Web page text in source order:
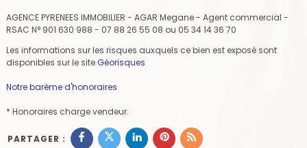
AGENCE PYRENEES IMMOBILIER - AGAR Megane - Agent commercial -
RSAC N° 901 630 988 - 07 88 26 55 08 ou 05 34 14 36 70
Les informations sur les risques auxquels ce bien est exposé sont
disponibles sur le siteGéorisques
Notre barème d'honoraires
* Honoraires charge vendeur.
PARTAGER :